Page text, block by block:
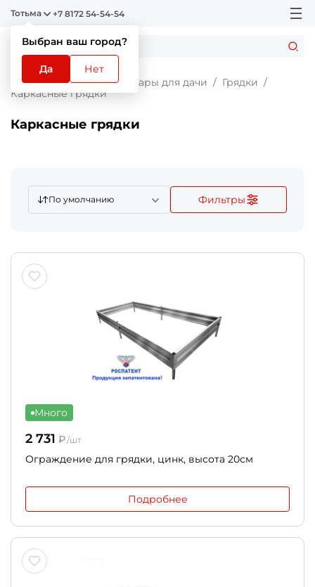
Тотьма
Выбран ваш город?
Да Нет
+7 8172 54-54-54
Главная Каталог Товары для дачи
Грядки
Каркасные грядки
Каркасные грядки
По умолчанию Фильтры
Много
2 731 ₽/шт
Ограждение для грядки, цинк, высота 20см
Подробнее